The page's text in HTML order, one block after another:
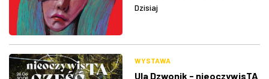
Dzisiaj
WYSTAWA
Ula Dzwonik - nieoczywisTA